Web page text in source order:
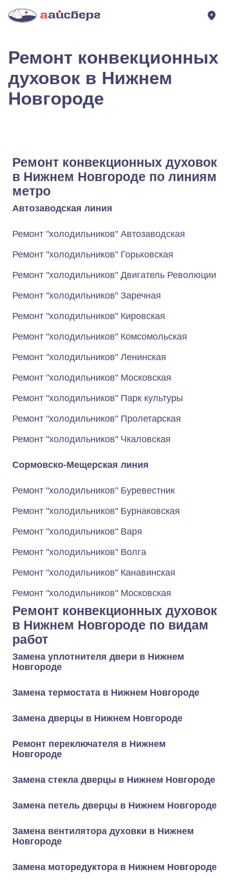
Ремонт конвекционных
духовок в Нижнем
Новгороде
Ремонт конвекционных духовок
в Нижнем Новгороде по линиям
метро
Автозаводская линия
Ремонт "холодильников" Автозаводская
Ремонт "холодильников" Горьковская
Ремонт "холодильников" Двигатель Революции
Ремонт "холодильников" Заречная
Ремонт "холодильников" Кировская
Ремонт "холодильников" Комсомольская
Ремонт "холодильников" Ленинская
Ремонт "холодильников" Московская
Ремонт "холодильников" Парк культуры
Ремонт "холодильников" Пролетарская
Ремонт "холодильников" Чкаловская
Сормовско-Мещерская линия
Ремонт "холодильников" Буревестник
Ремонт "холодильников" Бурнаковская
Ремонт "холодильников" Варя
Ремонт "холодильников" Волга
Ремонт "холодильников" Канавинская
Ремонт "холодильников" Московская
Ремонт конвекционных духовок
в Нижнем Новгороде по видам
работ
Замена уплотнителя двери в Нижнем
Новгороде
Замена термостата в Нижнем Новгороде
Замена дверцы в Нижнем Новгороде
Ремонт переключателя в Нижнем
Новгороде
Замена стекла дверцы в Нижнем Новгороде
Замена петель дверцы в Нижнем Новгороде
Замена вентилятора духовки в Нижнем
Новгороде
Замена моторедуктора в Нижнем Новгороде